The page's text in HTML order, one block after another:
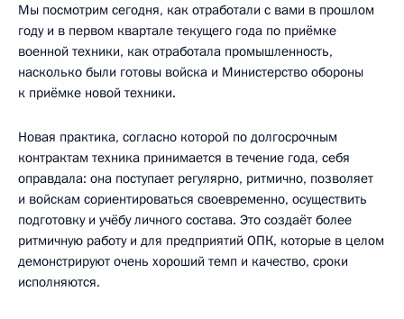
Мы посмотрим сегодня, как отработали с вами в прошлом
году и в первом квартале текущего года по приёмке
военной техники, как отработала промышленность,
насколько были готовы войска и Министерство обороны
к приёмке новой техники.
Новая практика, согласно которой по долгосрочным
контрактам техника принимается в течение года, себя
оправдала: она поступает регулярно, ритмично, позволяет
и войскам сориентироваться своевременно, осуществить
подготовку и учёбу личного состава. Это создаёт более
ритмичную работу и для предприятий ОПК, которые в целом
демонстрируют очень хороший темп и качество, сроки
исполняются.